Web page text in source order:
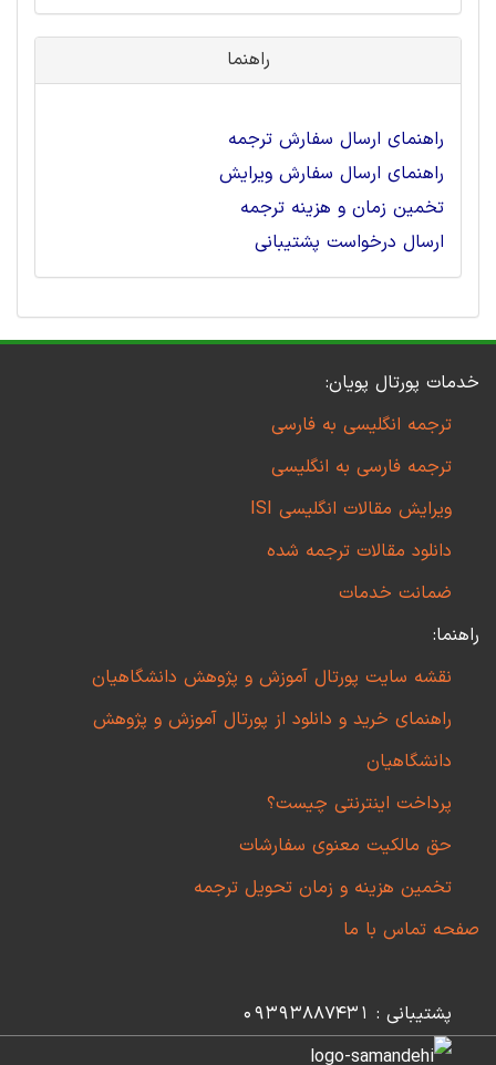
راهنما
راهنمای ارسال سفارش ترجمه
راهنمای ارسال سفارش ویرایش
تخمین زمان و هزینه ترجمه
ارسال درخواست پشتیبانی
خدمات پورتال پویان:
ترجمه انگلیسی به فارسی
ترجمه فارسی به انگلیسی
ویرایش مقالات انگلیسی ISI
دانلود مقالات ترجمه شده
ضمانت خدمات
راهنما:
نقشه سایت پورتال آموزش و پژوهش دانشگاهیان
راهنمای خرید و دانلود از پورتال آموزش و پژوهش
دانشگاهیان
پرداخت اینترنتی چیست؟
حق مالکیت معنوی سفارشات
تخمین هزینه و زمان تحویل ترجمه
صفحه تماس با ما
پشتیبانی : 09393887431